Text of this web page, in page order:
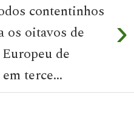
›
contentinhos
os oitavos de
de
terce...